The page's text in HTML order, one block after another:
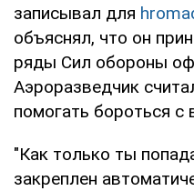
записывал для
объяснял, что он
ряды Сил обороны
Аэроразведчик
помогать бороться с
"Как только ты
закреплен